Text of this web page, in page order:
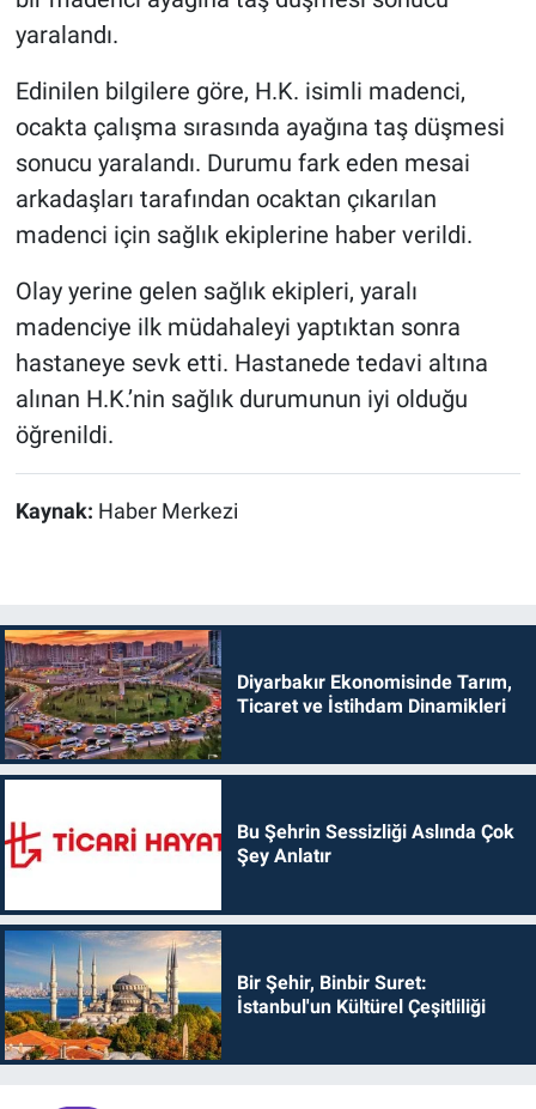
yaralandı.
Edinilen bilgilere göre, H.K. isimli madenci,
ocakta çalışma sırasında ayağına taş düşmesi
sonucu yaralandı. Durumu fark eden mesai
arkadaşları tarafından ocaktan çıkarılan
madenci için sağlık ekiplerine haber verildi.
Olay yerine gelen sağlık ekipleri, yaralı
madenciye ilk müdahaleyi yaptıktan sonra
hastaneye sevk etti. Hastanede tedavi altına
alınan H.K.’nin sağlık durumunun iyi olduğu
öğrenildi.
Kaynak: Haber Merkezi
Diyarbakır Ekonomisinde Tarım,
Ticaret ve İstihdam Dinamikleri
Bu Şehrin Sessizliği Aslında Çok
Şey Anlatır
Bir Şehir, Binbir Suret:
İstanbul'un Kültürel Çeşitliliği